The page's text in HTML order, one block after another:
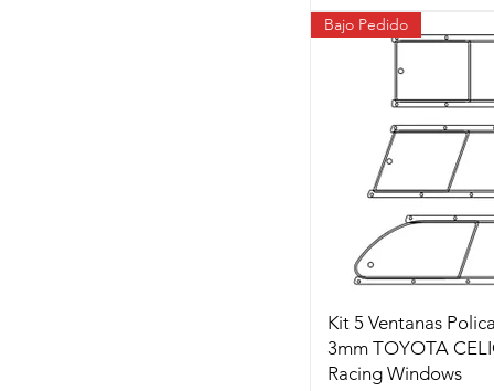
Bajo Pedido
Kit 5 Ventanas
3mm TOYOTA
Racing Windows